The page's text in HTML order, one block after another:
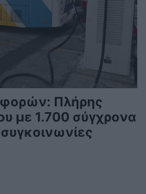
Πλήρης
με 1.700 σύγχρονα